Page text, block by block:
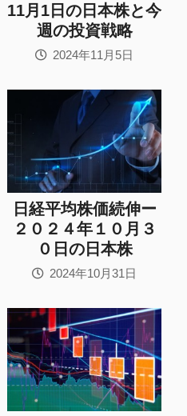
11月1日の日本株と今
週の投資戦略
2024年11月5日
日経平均株価続伸ー
２０２４年１０月３
０日の日本株
2024年10月31日